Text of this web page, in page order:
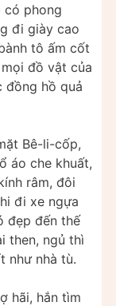
có phong
đi giày cao
tô ấm cốt
đồ vật của
đồng hồ quả
Bê-li-cốp,
áo che khuất,
râm, đôi
đi xe ngựa
đẹp đến thế
then, ngủ thì
như nhà tù.
hãi, hắn tìm